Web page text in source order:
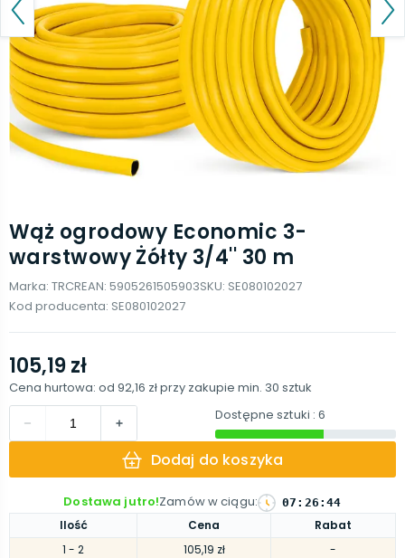
Wąż ogrodowy Economic 3-
warstwowy Żółty 3/4'' 30 m
Marka: TRCREAN: 5905261505903SKU: SE080102027
Kod producenta: SE080102027
Ilość Cena
Rabat
1 - 2 105,19 zł
-
105,19 zł
Cena hurtowa: od 92,16 złprzy zakupie min. 30 sztuk
Dostępne sztuki : 6
Dodaj do koszyka
Dostawa jutro!Zamów w ciągu: 07 : 26 :43